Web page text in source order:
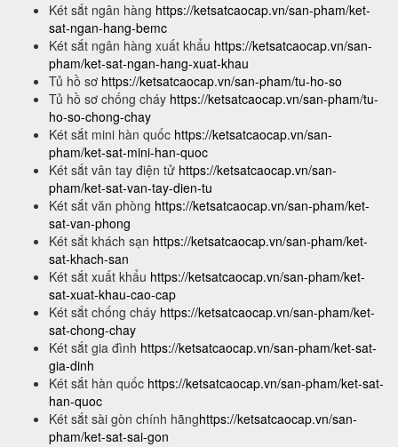
Két sắt ngân hàng https://ketsatcaocap.vn/san-pham/ket-
sat-ngan-hang-bemc
Két sắt ngân hàng xuất khẩu https://ketsatcaocap.vn/san-
pham/ket-sat-ngan-hang-xuat-khau
Tủ hồ sơ https://ketsatcaocap.vn/san-pham/tu-ho-so
Tủ hồ sơ chống cháy https://ketsatcaocap.vn/san-pham/tu-
ho-so-chong-chay
Két sắt mini hàn quốc https://ketsatcaocap.vn/san-
pham/ket-sat-mini-han-quoc
Két sắt vân tay điện tử https://ketsatcaocap.vn/san-
pham/ket-sat-van-tay-dien-tu
Két sắt văn phòng https://ketsatcaocap.vn/san-pham/ket-
sat-van-phong
Két sắt khách sạn https://ketsatcaocap.vn/san-pham/ket-
sat-khach-san
Két sắt xuất khẩu https://ketsatcaocap.vn/san-pham/ket-
sat-xuat-khau-cao-cap
Két sắt chống cháy https://ketsatcaocap.vn/san-pham/ket-
sat-chong-chay
Két sắt gia đình https://ketsatcaocap.vn/san-pham/ket-sat-
gia-dinh
Két sắt hàn quốc https://ketsatcaocap.vn/san-pham/ket-sat-
han-quoc
Két sắt sài gòn chính hãnghttps://ketsatcaocap.vn/san-
pham/ket-sat-sai-gon